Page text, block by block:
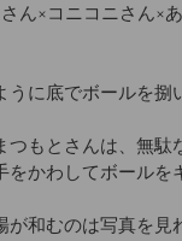
ん×コニコニさん×
に底でボールを捌
もとさんは、無
かわしてボールを
和むのは写真を見